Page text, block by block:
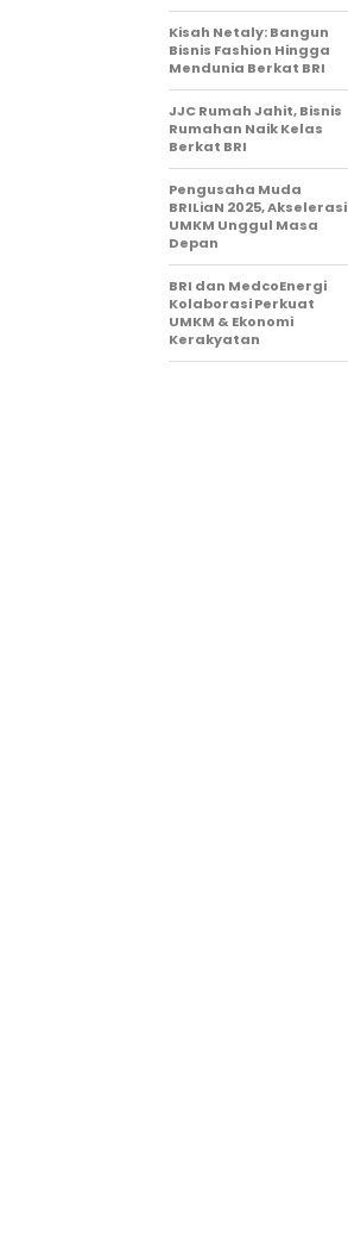
Kisah Netaly: Bangun
Bisnis Fashion Hingga
Mendunia Berkat BRI
JJC Rumah Jahit, Bisnis
Rumahan Naik Kelas
Berkat BRI
Pengusaha Muda
BRILiaN 2025, Akselerasi
UMKM Unggul Masa
Depan
BRI dan MedcoEnergi
Kolaborasi Perkuat
UMKM & Ekonomi
Kerakyatan